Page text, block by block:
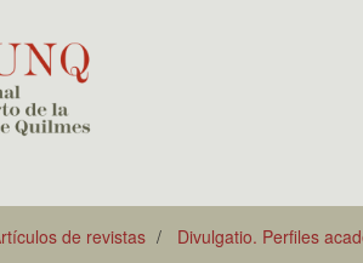
de revistas
Divulgatio. Perfiles